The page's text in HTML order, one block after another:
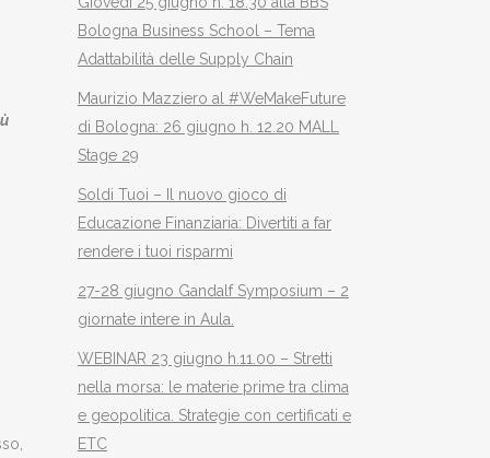
Bologna Business School – Tema
Adattabilità delle Supply Chain
Maurizio Mazziero al #WeMakeFuture
di Bologna: 26 giugno h. 12.20 MALL
Stage 29
Soldi Tuoi – Il nuovo gioco di
Educazione Finanziaria: Divertiti a far
rendere i tuoi risparmi
27-28 giugno Gandalf Symposium – 2
giornate intere in Aula.
WEBINAR 23 giugno h.11.00 – Stretti
nella morsa: le materie prime tra clima
e geopolitica. Strategie con certificati e
ETC